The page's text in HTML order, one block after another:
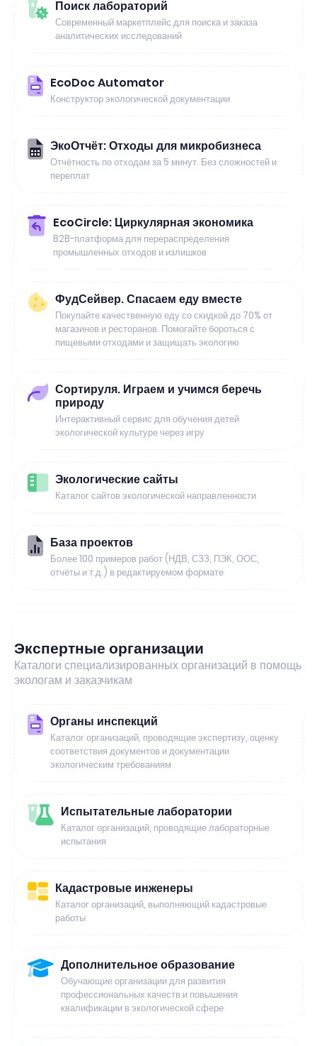
Поиск лабораторий
Современный маркетплейс для поиска и заказа
аналитических исследований
EcoDoc Automator
Конструктор экологической документации
ЭкоОтчёт: Отходы для микробизнеса
Отчётность по отходам за 5 минут. Без сложностей и
переплат
EcoCircle: Циркулярная экономика
B2B-платформа для перераспределения
промышленных отходов и излишков
ФудСейвер. Спасаем еду вместе
Покупайте качественную еду со скидкой до 70% от
магазинов и ресторанов. Помогайте бороться с
пищевыми отходами и защищать экологию
Сортируля. Играем и учимся беречь
природу
Интерактивный сервис для обучения детей
экологической культуре через игру
Экологические сайты
Каталог сайтов экологической направленности
База проектов
Более 100 примеров работ (НДВ, СЗЗ, ПЭК, ООС,
отчёты и т.д.) в редактируемом формате
Экспертные организации
Каталоги специализированных организаций в помощь
экологам и заказчикам
Органы инспекций
Каталог организаций, проводящие экспертизу, оценку
соответствия документов и документации
экологическим требованиям
Испытательные лаборатории
Каталог организаций, проводящие лабораторные
испытания
Кадастровые инженеры
Каталог организаций, выполняющий кадастровые
работы
Дополнительное образование
Обучающие организации для развития
профессиональных качеств и повышения
квалификации в экологической сфере